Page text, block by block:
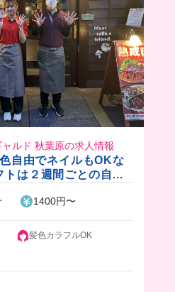
ルド 秋葉原の求人情報
自由でネイルもOKな
トは２週間ごとの自己
1400円〜
髪色カラフルOK